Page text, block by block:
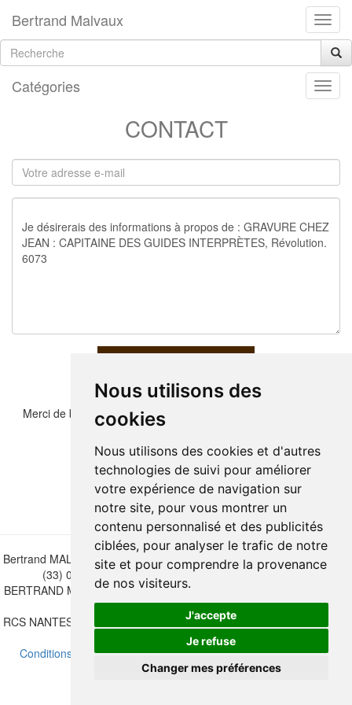
Nous utilisons des
cookies
Nous utilisons des cookies et d'autres
technologies de suivi pour améliorer
votre expérience de navigation sur
notre site, pour vous montrer un
contenu personnalisé et des publicités
ciblées, pour analyser le trafic de notre
site et pour comprendre la provenance
de nos visiteurs.
J'accepte
Je refuse
Changer mes préférences
Bertrand Malvaux
Catégories
CONTACT
Merci de bien vouloir recopier les chiffres et lettre ci-dessous :
Bertrand MALVAUX - 22 rue Crébillon, 44000 Nantes - FRANCE - Tél.
(33) 02 40 733 600 — bertrand.malvaux@wanadoo.fr
BERTRAND MALVAUX - ÉDITIONS DU CANONNIER SARL au capital
de 47.000 EUROS
RCS NANTES B 442 295 077 - N° INTRACOMMUNAUTAIRE CEE FR
30 442 295 077
Conditions de vente-Mettre à jour vos préférences de cookies